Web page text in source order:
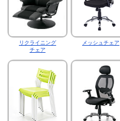
リクライニング
チェア
メッシュチェア